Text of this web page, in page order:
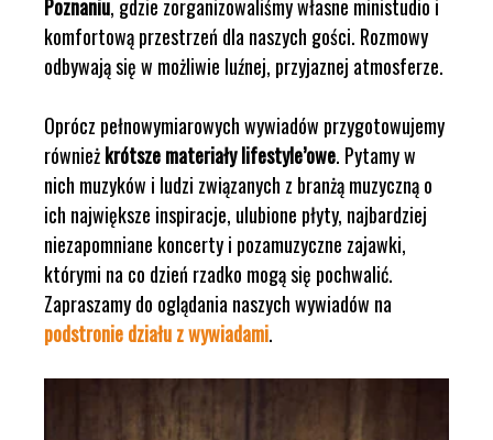
Poznaniu, gdzie zorganizowaliśmy własne ministudio i
komfortową przestrzeń dla naszych gości. Rozmowy
odbywają się w możliwie luźnej, przyjaznej atmosferze.
Oprócz pełnowymiarowych wywiadów przygotowujemy
równieżkrótsze materiały lifestyle’owe. Pytamy w
nich muzyków i ludzi związanych z branżą muzyczną o
ich największe inspiracje, ulubione płyty, najbardziej
niezapomniane koncerty i pozamuzyczne zajawki,
którymi na co dzień rzadko mogą się pochwalić.
Zapraszamy do oglądania naszych wywiadów na
podstronie działu z wywiadami.